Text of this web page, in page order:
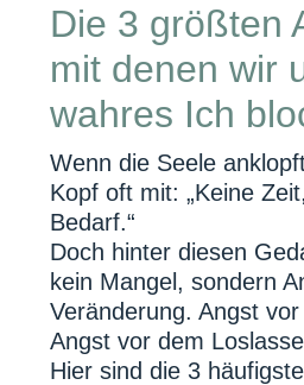
Die 3 größten
mit denen wir
wahres Ich
Wenn die Seele
Kopf oft mit: „Keine
Bedarf.“
Doch hinter diesen
kein Mangel, sondern
Veränderung. Angst
Angst vor dem
Hier sind die 3